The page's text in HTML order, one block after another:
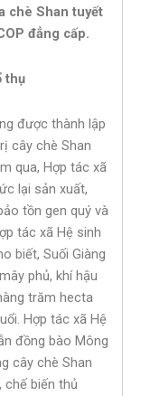
chè Shan tuyết
đẳng cấp.
thụ
được thành lập
cây chè Shan
qua, Hợp tác xã
lại sản xuất,
tồn gen quý và
tác xã Hệ sinh
biết, Suối Giàng
phủ, khí hậu
trăm hecta
Hợp tác xã Hệ
đồng bào Mông
cây chè Shan
chế biến thủ